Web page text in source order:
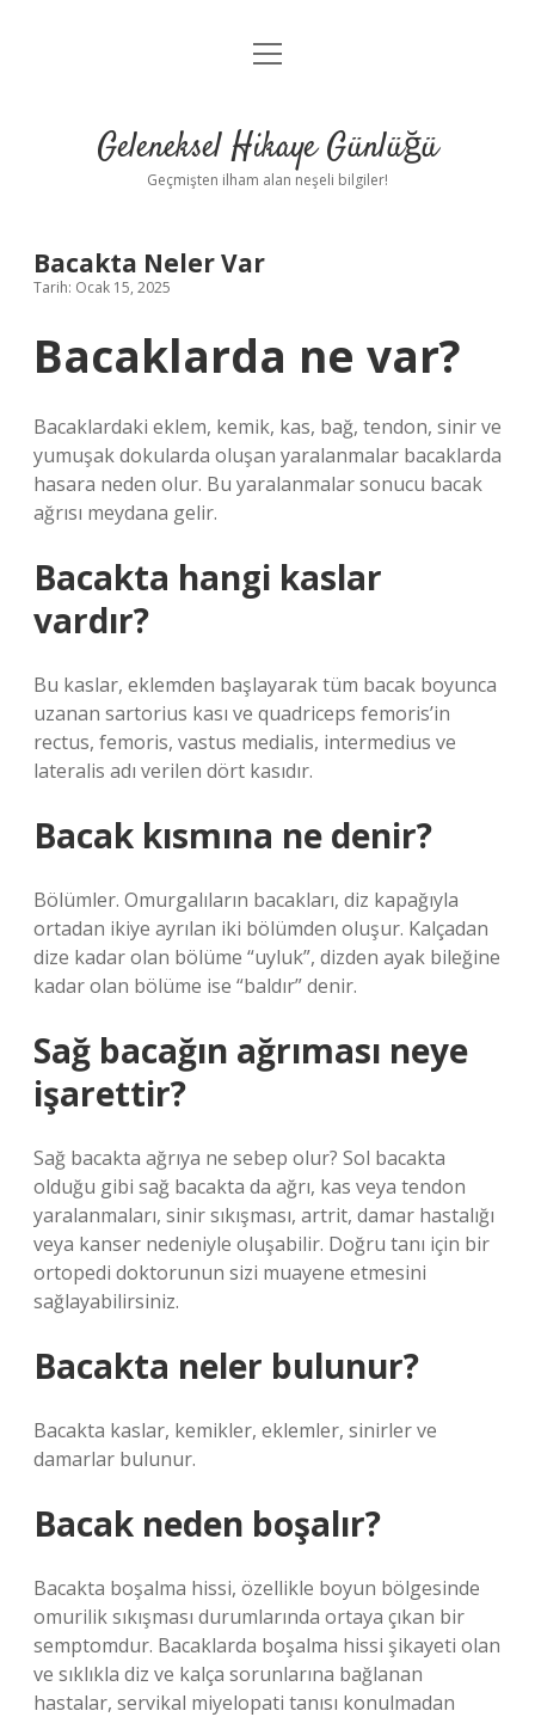
Anasayfa
Yasal Uyarı
menüyü
Geleneksel Hikaye Günlüğü
Geçmişten ilham alan neşeli bilgiler!
Bacakta Neler Var
Tarih: Ocak 15, 2025
Bacaklarda ne var?
Bacaklardaki eklem, kemik, kas, bağ, tendon, sinir ve
yumuşak dokularda oluşan yaralanmalar bacaklarda
hasara neden olur. Bu yaralanmalar sonucu bacak
ağrısı meydana gelir.
Bacakta hangi kaslar
vardır?
Bu kaslar, eklemden başlayarak tüm bacak boyunca
uzanan sartorius kası ve quadriceps femoris’in
rectus, femoris, vastus medialis, intermedius ve
lateralis adı verilen dört kasıdır.
Bacak kısmına ne denir?
Bölümler. Omurgalıların bacakları, diz kapağıyla
ortadan ikiye ayrılan iki bölümden oluşur. Kalçadan
dize kadar olan bölüme “uyluk”, dizden ayak bileğine
kadar olan bölüme ise “baldır” denir.
Sağ bacağın ağrıması neye
işarettir?
Sağ bacakta ağrıya ne sebep olur? Sol bacakta
olduğu gibi sağ bacakta da ağrı, kas veya tendon
yaralanmaları, sinir sıkışması, artrit, damar hastalığı
veya kanser nedeniyle oluşabilir. Doğru tanı için bir
ortopedi doktorunun sizi muayene etmesini
sağlayabilirsiniz.
Bacakta neler bulunur?
Bacakta kaslar, kemikler, eklemler, sinirler ve
damarlar bulunur.
Bacak neden boşalır?
Bacakta boşalma hissi, özellikle boyun bölgesinde
omurilik sıkışması durumlarında ortaya çıkan bir
semptomdur. Bacaklarda boşalma hissi şikayeti olan
ve sıklıkla diz ve kalça sorunlarına bağlanan
hastalar, servikal miyelopati tanısı konulmadan